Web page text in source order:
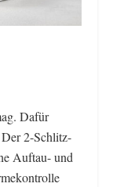
Dafür
2-Schlitz-
Auftau- und